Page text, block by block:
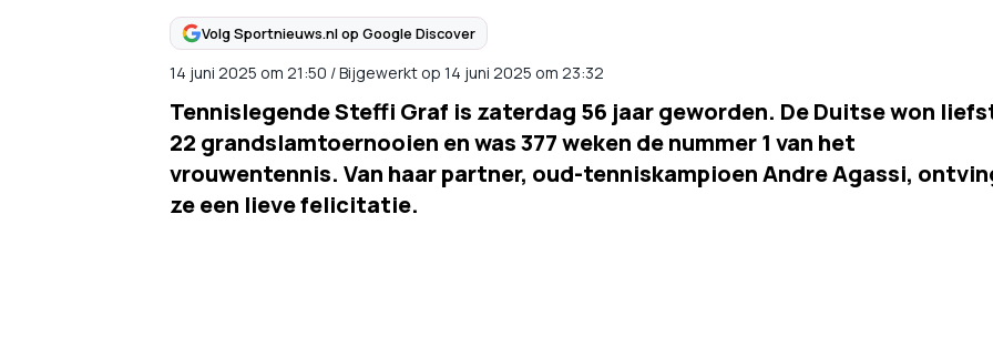
Volg Sportnieuws.nl op Google Discover
14 juni 2025 om 21:50 /Bijgewerkt op 14 juni 2025 om 23:32
Tennislegende Steffi Graf is zaterdag 56 jaar geworden. De Duitse won
22 grandslamtoernooien en was 377 weken de nummer 1 van het
vrouwentennis. Van haar partner, oud-tenniskampioen Andre Agassi,
ze een lieve felicitatie.